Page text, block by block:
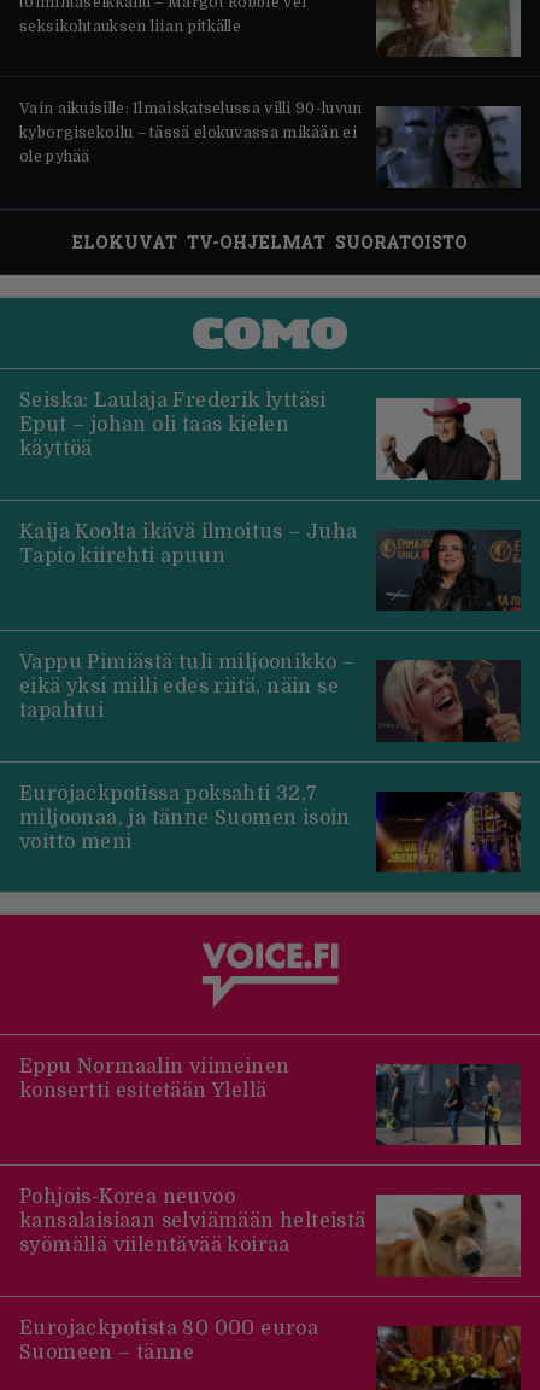
seksikohtauksen liian pitkälle
Vain aikuisille: Ilmaiskatselussa villi 90-luvun
kyborgisekoilu – tässä elokuvassa mikään ei
ole pyhää
ELOKUVAT TV-OHJELMAT SUORATOISTO
Seiska: Laulaja Frederik lyttäsi
Eput – johan oli taas kielen
käyttöä
Kaija Koolta ikävä ilmoitus – Juha
Tapio kiirehti apuun
Vappu Pimiästä tuli miljoonikko –
eikä yksi milli edes riitä, näin se
tapahtui
Eurojackpotissa poksahti 32,7
miljoonaa, ja tänne Suomen isoin
voitto meni
Eppu Normaalin viimeinen
konsertti esitetään Ylellä
Pohjois-Korea neuvoo
kansalaisiaan selviämään helteistä
syömällä viilentävää koiraa
Eurojackpotista 80 000 euroa
Suomeen – tänne